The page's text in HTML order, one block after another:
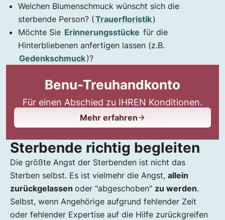
Welchen Blumenschmuck wünscht sich die
sterbende Person? (Trauerfloristik)
Möchte Sie Erinnerungsstücke für die
Hinterbliebenen anfertigen lassen (z.B.
Gedenkschmuck)?
Benu-Treuhandkonto
Für einen Abschied zu IHREN Konditionen.
Mehr erfahren
Sterbende richtig begleiten
Die größte Angst der Sterbenden ist nicht das
Sterben selbst. Es ist vielmehr die Angst, allein
zurückgelassen oder "abgeschoben" zu werden.
Selbst, wenn Angehörige aufgrund fehlender Zeit
oder fehlender Expertise auf die Hilfe zurückgreifen